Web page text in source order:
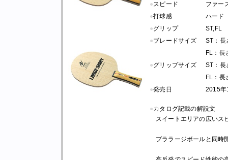
●スピード
ファー
●打球感
ハード
●グリップ
ST,FL
●ブレードサイズ
ST：長
FL：長
●グリップサイズ
ST：長
FL：長
●発売日 2015年
●カタログ記載の解説文
スイートエリアの広いス
プララージボールと同時